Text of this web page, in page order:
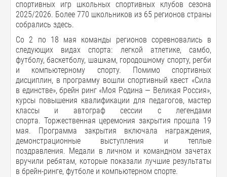
спортивных игр школьных спортивных клубов сезона
2025/2026. Более 770 школьников из 65 регионов страны
собрались здесь.
Со 2 по 18 мая команды регионов соревновались в
следующих видах спорта: легкой атлетике, самбо,
футболу, баскетболу, шашкам, городошному спорту, регби
и компьютерному спорту. Помимо спортивных
дисциплин, в программу вошли спортивный квест «Сила
в единстве», брейн ринг «Моя Родина — Великая Россия»,
курсы повышения квалификации для педагогов, мастер
классы и автограф сессии с легендами
спорта. Торжественная церемония закрытия прошла 19
мая. Программа закрытия включала награждения,
демонстрационные выступления и теплые
поздравления. Медали в личном и командном зачетах
вручили ребятам, которые показали лучшие результаты
в брейн-ринге, футболе и компьютерном спорте.